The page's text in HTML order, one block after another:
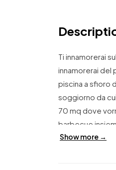
Ti innamorerai
innamorerai del
piscina a sfioro
soggiorno da
70 mq dove
barbecue
scalinata che ti
Show more →